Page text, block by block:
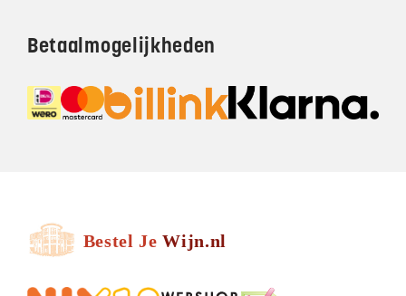
Betaalmogelijkheden